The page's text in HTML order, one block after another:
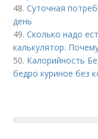
48.Суточная
день
49.Сколько надо
калькулятор.
50. Калорийность
бедро куриное без